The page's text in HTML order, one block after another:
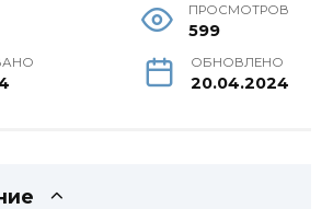
ПРОСМОТРОВ
599
ОБНОВЛЕНО
20.04.2024